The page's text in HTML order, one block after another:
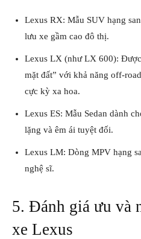
Lexus RX: Mẫu SUV hạng
lưu xe gầm cao đô thị.
Lexus LX (như LX 600):
mặt đất” với khả năng off-
cực kỳ xa hoa.
Lexus ES: Mẫu Sedan dành
lặng và êm ái tuyệt đối.
Lexus LM: Dòng MPV hạng
nghệ sĩ.
5. Đánh giá ưu và
xe Lexus